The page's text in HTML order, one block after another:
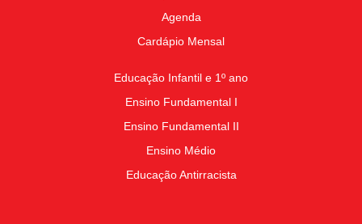
Agenda
Cardápio Mensal
Educação Infantil e 1º ano
Ensino Fundamental I
Ensino Fundamental II
Ensino Médio
Educação Antirracista